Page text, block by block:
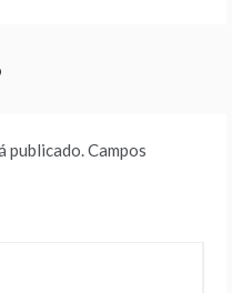
publicado.Campos